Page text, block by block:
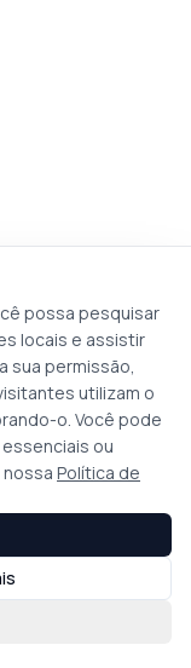
possa pesquisar
locais e assistir
sua permissão,
utilizam o
o. Você pode
ou
Política de